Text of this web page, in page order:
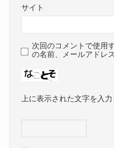
サイト
次回のコメントで使用
の名前、メールアドレ
上に表示された文字を入力